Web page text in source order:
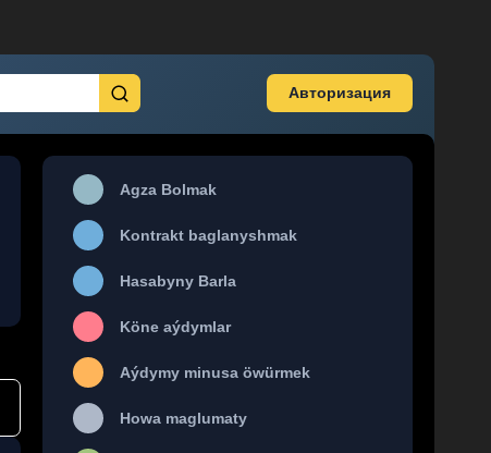
Авторизация
Agza Bolmak
Kontrakt baglanyshmak
Hasabyny Barla
Köne aýdymlar
Aýdymy minusa öwürmek
Howa maglumaty